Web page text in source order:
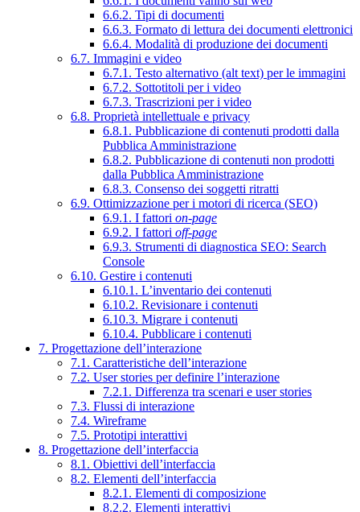
6.6.2. Tipi di documenti
6.6.3. Formato di lettura dei documenti elettronici
6.6.4. Modalità di produzione dei documenti
6.7. Immagini e video
6.7.1. Testo alternativo (alt text) per le immagini
6.7.2. Sottotitoli per i video
6.7.3. Trascrizioni per i video
6.8. Proprietà intellettuale e privacy
6.8.1. Pubblicazione di contenuti prodotti dalla
Pubblica Amministrazione
6.8.2. Pubblicazione di contenuti non prodotti
dalla Pubblica Amministrazione
6.8.3. Consenso dei soggetti ritratti
6.9. Ottimizzazione per i motori di ricerca (SEO)
6.9.1. I fattori on-page
6.9.2. I fattori off-page
6.9.3. Strumenti di diagnostica SEO: Search
Console
6.10. Gestire i contenuti
6.10.1. L’inventario dei contenuti
6.10.2. Revisionare i contenuti
6.10.3. Migrare i contenuti
6.10.4. Pubblicare i contenuti
7. Progettazione dell’interazione
7.1. Caratteristiche dell’interazione
7.2. User stories per definire l’interazione
7.2.1. Differenza tra scenari e user stories
7.3. Flussi di interazione
7.4. Wireframe
7.5. Prototipi interattivi
8. Progettazione dell’interfaccia
8.1. Obiettivi dell’interfaccia
8.2. Elementi dell’interfaccia
8.2.1. Elementi di composizione
8.2.2. Elementi interattivi